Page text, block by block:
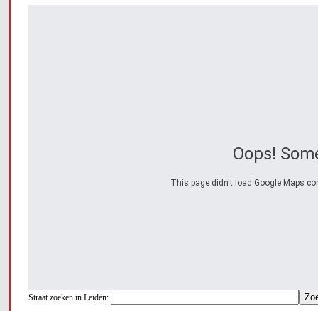
Oops!
This page didn't load Google Maps
Straat zoeken in Leiden: